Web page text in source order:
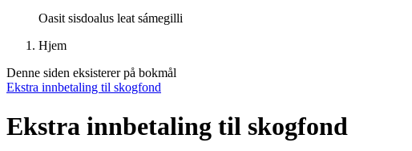
Oasit sisdoalus leat sámegilli
Hjem
Denne siden eksisterer på bokmål
Ekstra innbetaling til skogfond
Ekstra innbetaling til skogfond